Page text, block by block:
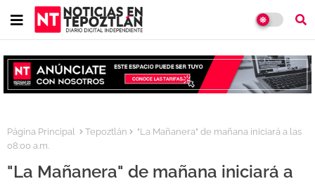
Página Principal Tepoztlán
"La Mañanera" de mañana iniciará a las
08:00 a.m.
"La Mañanera" de mañana iniciará a